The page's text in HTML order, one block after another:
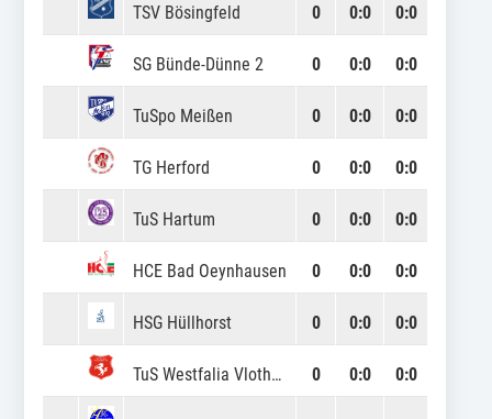
TSV Bösingfeld 0 0:0 0:0
SG Bünde-Dünne 2 0 0:0 0:0
TuSpo Meißen 0 0:0 0:0
TG Herford 0 0:0 0:0
TuS Hartum 0 0:0 0:0
HCE Bad Oeynhausen 0 0:0 0:0
HSG Hüllhorst 0 0:0 0:0
TuS Westfalia Vlotho-Uffeln 0 0:0 0:0